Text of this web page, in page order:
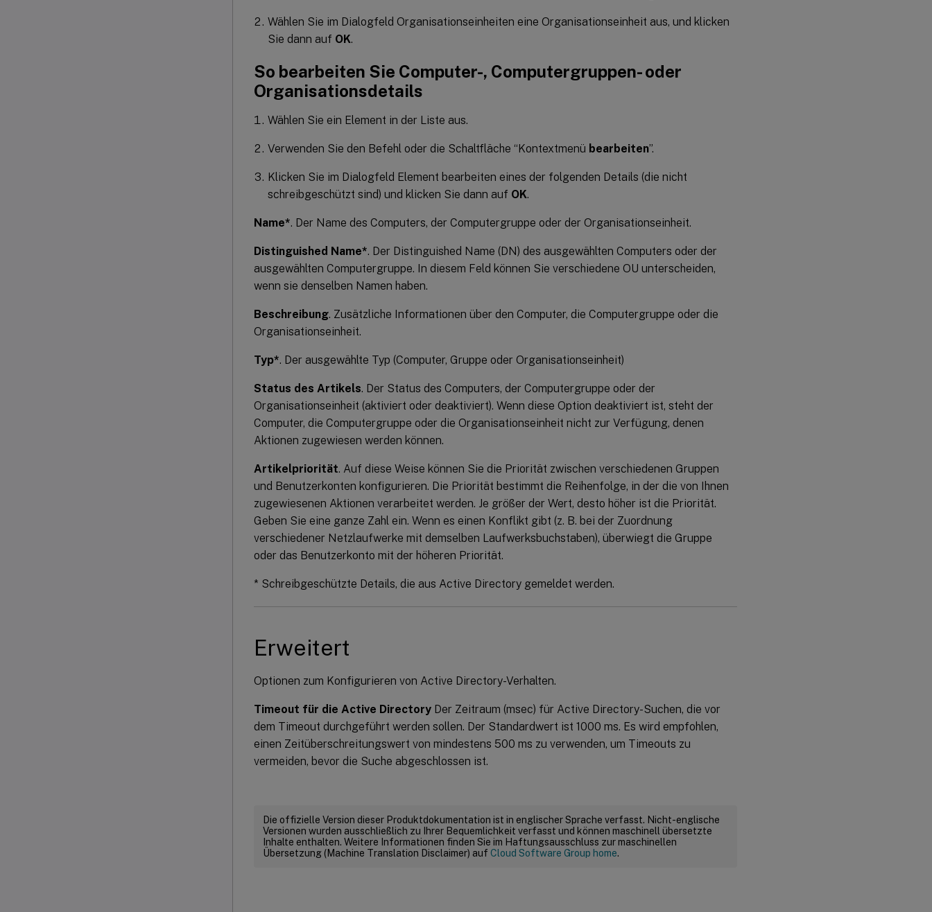
Wählen Sie im Dialogfeld Organisationseinheiten eine Organisationseinheit aus, und klicken
Sie dann auf OK.
So bearbeiten Sie Computer-, Computergruppen- oder
Organisationsdetails
Wählen Sie ein Element in der Liste aus.
Verwenden Sie den Befehl oder die Schaltfläche “Kontextmenü bearbeiten”.
Klicken Sie im Dialogfeld Element bearbeiten eines der folgenden Details (die nicht
schreibgeschützt sind) und klicken Sie dann auf OK.
Name*. Der Name des Computers, der Computergruppe oder der Organisationseinheit.
Distinguished Name*. Der Distinguished Name (DN) des ausgewählten Computers oder der
ausgewählten Computergruppe. In diesem Feld können Sie verschiedene OU unterscheiden,
wenn sie denselben Namen haben.
Beschreibung. Zusätzliche Informationen über den Computer, die Computergruppe oder die
Organisationseinheit.
Typ*. Der ausgewählte Typ (Computer, Gruppe oder Organisationseinheit)
Status des Artikels. Der Status des Computers, der Computergruppe oder der
Organisationseinheit (aktiviert oder deaktiviert). Wenn diese Option deaktiviert ist, steht der
Computer, die Computergruppe oder die Organisationseinheit nicht zur Verfügung, denen
Aktionen zugewiesen werden können.
Artikelpriorität. Auf diese Weise können Sie die Priorität zwischen verschiedenen Gruppen
und Benutzerkonten konfigurieren. Die Priorität bestimmt die Reihenfolge, in der die von Ihnen
zugewiesenen Aktionen verarbeitet werden. Je größer der Wert, desto höher ist die Priorität.
Geben Sie eine ganze Zahl ein. Wenn es einen Konflikt gibt (z. B. bei der Zuordnung
verschiedener Netzlaufwerke mit demselben Laufwerksbuchstaben), überwiegt die Gruppe
oder das Benutzerkonto mit der höheren Priorität.
* Schreibgeschützte Details, die aus Active Directory gemeldet werden.
Erweitert
Optionen zum Konfigurieren von Active Directory-Verhalten.
Timeout für die Active Directory Der Zeitraum (msec) für Active Directory-Suchen, die vor
dem Timeout durchgeführt werden sollen. Der Standardwert ist 1000 ms. Es wird empfohlen,
einen Zeitüberschreitungswert von mindestens 500 ms zu verwenden, um Timeouts zu
vermeiden, bevor die Suche abgeschlossen ist.
Die offizielle Version dieser Produktdokumentation ist in englischer Sprache verfasst. Nicht-englische
Versionen wurden ausschließlich zu Ihrer Bequemlichkeit verfasst und können maschinell übersetzte
Inhalte enthalten. Weitere Informationen finden Sie im Haftungsausschluss zur maschinellen
Übersetzung (Machine Translation Disclaimer) auf Cloud Software Group home.